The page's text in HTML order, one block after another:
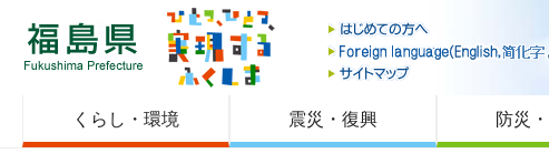
福島県
くらし・環境 震災・復興 防災